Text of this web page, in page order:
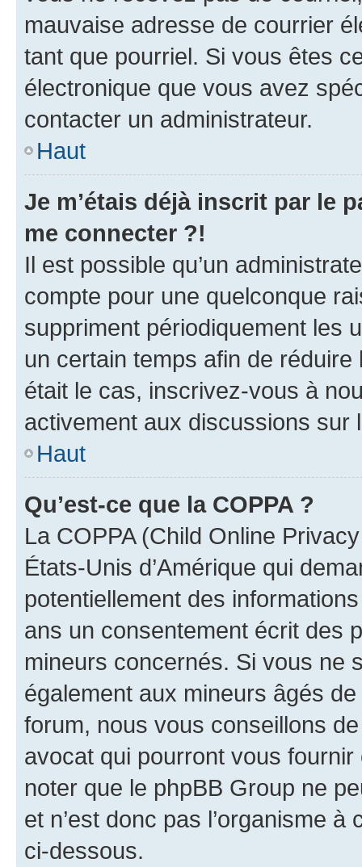
mauvaise adresse de courrier
tant que pourriel. Si vous êtes
électronique que vous avez
contacter un administrateur.
Haut
Je m’étais déjà inscrit par le
me connecter ?!
Il est possible qu’un
compte pour une quelconque
suppriment périodiquement les
un certain temps afin de
était le cas, inscrivez-vous à
activement aux discussions sur
Haut
Qu’est-ce que la COPPA ?
La COPPA (Child Online
États-Unis d’Amérique qui
potentiellement des
ans un consentement écrit des
mineurs concernés. Si vous ne
également aux mineurs âgés
forum, nous vous conseillons
avocat qui pourront vous
noter que le phpBB Group ne
et n’est donc pas l’organisme
ci-dessous.